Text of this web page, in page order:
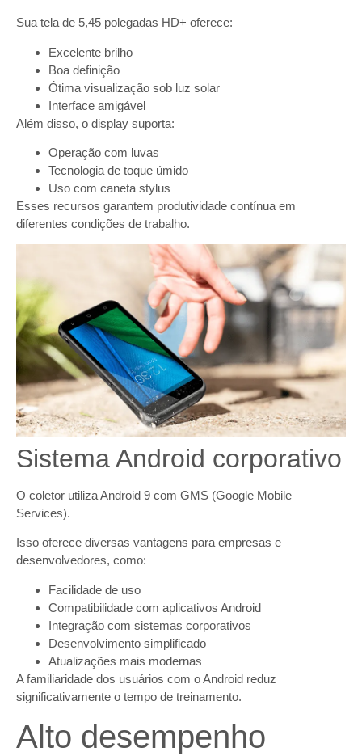
Sua tela de 5,45 polegadas HD+ oferece:
Excelente brilho
Boa definição
Ótima visualização sob luz solar
Interface amigável
Além disso, o display suporta:
Operação com luvas
Tecnologia de toque úmido
Uso com caneta stylus
Esses recursos garantem produtividade contínua em
diferentes condições de trabalho.
Sistema Android corporativo
O coletor utiliza Android 9 com GMS (Google Mobile
Services).
Isso oferece diversas vantagens para empresas e
desenvolvedores, como:
Facilidade de uso
Compatibilidade com aplicativos Android
Integração com sistemas corporativos
Desenvolvimento simplificado
Atualizações mais modernas
A familiaridade dos usuários com o Android reduz
significativamente o tempo de treinamento.
Alto desempenho